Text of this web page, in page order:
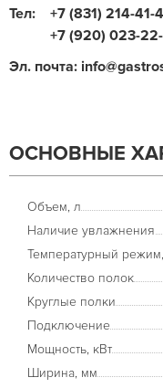
Тел:
+7 (831) 214-41-
+7 (920) 023-
Эл. почта:
ОСНОВНЫЕ
Объем, л
Наличие увлажнения
Температурный
Количество полок
Круглые полки
Подключение
Мощность, кВт
Ширина, мм